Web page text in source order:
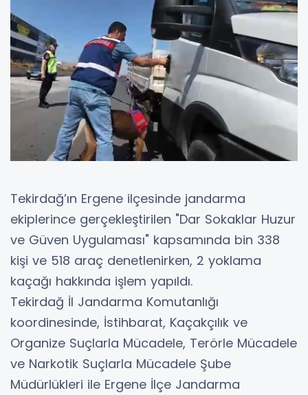
Tekirdağ’ın Ergene ilçesinde jandarma
ekiplerince gerçekleştirilen "Dar Sokaklar Huzur
ve Güven Uygulaması" kapsamında bin 338
kişi ve 518 araç denetlenirken, 2 yoklama
kaçağı hakkında işlem yapıldı.
Tekirdağ İl Jandarma Komutanlığı
koordinesinde, İstihbarat, Kaçakçılık ve
Organize Suçlarla Mücadele, Terörle Mücadele
ve Narkotik Suçlarla Mücadele Şube
Müdürlükleri ile Ergene İlçe Jandarma